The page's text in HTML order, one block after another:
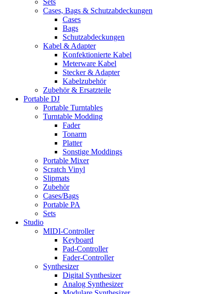
Sets
Cases, Bags & Schutzabdeckungen
Cases
Bags
Schutzabdeckungen
Kabel & Adapter
Konfektionierte Kabel
Meterware Kabel
Stecker & Adapter
Kabelzubehör
Zubehör & Ersatzteile
Portable DJ
Portable Turntables
Turntable Modding
Fader
Tonarm
Platter
Sonstige Moddings
Portable Mixer
Scratch Vinyl
Slipmats
Zubehör
Cases/Bags
Portable PA
Sets
Studio
MIDI-Controller
Keyboard
Pad-Controller
Fader-Controller
Synthesizer
Digital Synthesizer
Analog Synthesizer